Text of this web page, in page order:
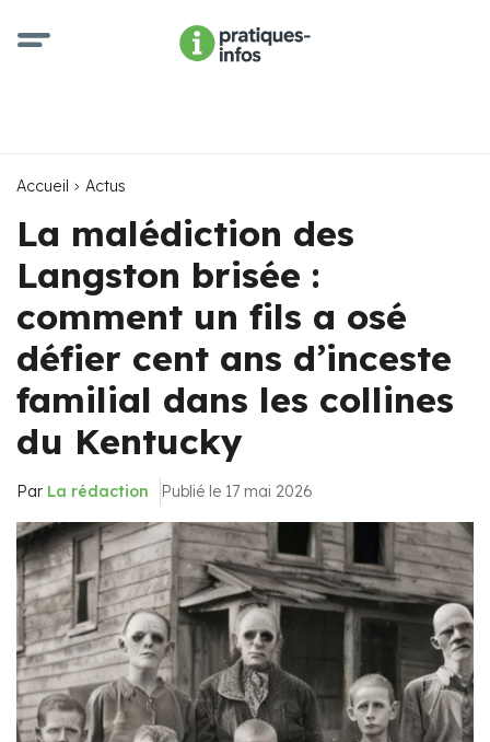
Accueil Actus
La malédiction des
Langston brisée :
comment un fils a osé
défier cent ans d’inceste
familial dans les collines
du Kentucky
Par La rédaction Publié le 17 mai 2026